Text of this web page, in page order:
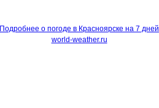
Подробнее о погоде в Красноярске на 7 дней
world-weather.ru